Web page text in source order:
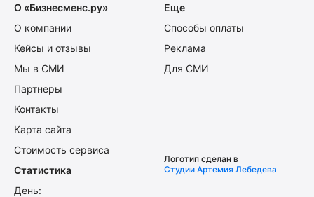
О «Бизнесменс.ру»
О компании
Кейсы и отзывы
Мы в СМИ
Партнеры
Контакты
Карта сайта
Стоимость сервиса
Еще
Способы оплаты
Реклама
Для СМИ
Статистика
День:
Логотип сделан в
Студии Артемия Лебедева